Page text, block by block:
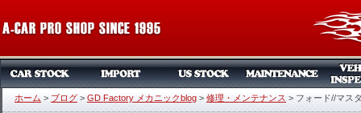
ホーム > ブログ > GD Factory メカニックblog > 修理・メンテナンス > フォード//マス